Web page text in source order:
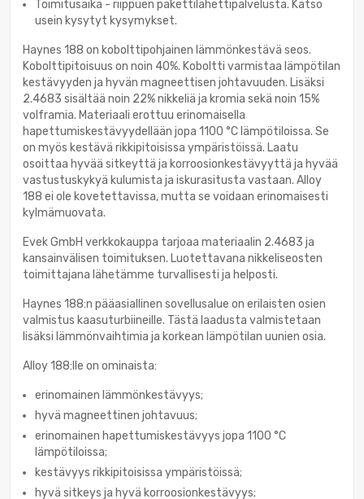
Toimitusaika - riippuen pakettilähettipalvelusta. Katso
usein kysytyt kysymykset.
Haynes 188 on kobolttipohjainen lämmönkestävä seos.
Kobolttipitoisuus on noin 40%. Koboltti varmistaa lämpötilan
kestävyyden ja hyvän magneettisen johtavuuden. Lisäksi
2.4683 sisältää noin 22% nikkeliä ja kromia sekä noin 15%
volframia. Materiaali erottuu erinomaisella
hapettumiskestävyydellään jopa 1100 °C lämpötiloissa. Se
on myös kestävä rikkipitoisissa ympäristöissä. Laatu
osoittaa hyvää sitkeyttä ja korroosionkestävyyttä ja hyvää
vastustuskykyä kulumista ja iskurasitusta vastaan. Alloy
188 ei ole kovetettavissa, mutta se voidaan erinomaisesti
kylmämuovata.
Evek GmbH verkkokauppa tarjoaa materiaalin 2.4683 ja
kansainvälisen toimituksen. Luotettavana nikkeliseosten
toimittajana lähetämme turvallisesti ja helposti.
Haynes 188:n pääasiallinen sovellusalue on erilaisten osien
valmistus kaasuturbiineille. Tästä laadusta valmistetaan
lisäksi lämmönvaihtimia ja korkean lämpötilan uunien osia.
Alloy 188:lle on ominaista:
erinomainen lämmönkestävyys;
hyvä magneettinen johtavuus;
erinomainen hapettumiskestävyys jopa 1100 °C
lämpötiloissa;
kestävyys rikkipitoisissa ympäristöissä;
hyvä sitkeys ja hyvä korroosionkestävyys;